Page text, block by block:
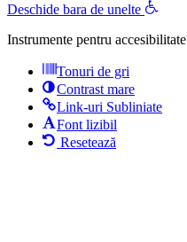
Deschide bara de unelte
Instrumente pentru accesibilitate
Tonuri de gri
Contrast mare
Link-uri Subliniate
Font lizibil
Resetează